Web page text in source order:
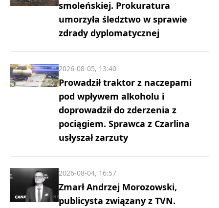
smoleńskiej. Prokuratura
umorzyła śledztwo w sprawie
zdrady dyplomatycznej
Prowadził traktor z naczepami
pod wpływem alkoholu i
doprowadził do zderzenia z
pociągiem. Sprawca z Czarlina
usłyszał zarzuty
2026-08-05, 13:40
Zmarł Andrzej Morozowski,
publicysta związany z TVN.
2026-08-04, 16:57